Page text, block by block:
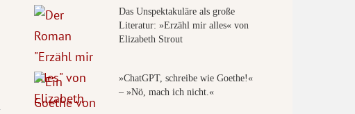
Das Unspektakuläre als große
Literatur: »Erzähl mir alles« von
Elizabeth Strout
»ChatGPT, schreibe wie Goethe!«
– »Nö, mach ich nicht.«